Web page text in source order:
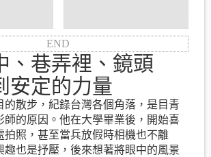
END
、巷弄裡、鏡頭
安定的力量
的散步，紀錄台灣各個角落，是目青
師的原因。他在大學畢業後，開始喜
拍照，甚至當兵放假時相機也不離
趣也是抒壓，後來想著將眼中的風景